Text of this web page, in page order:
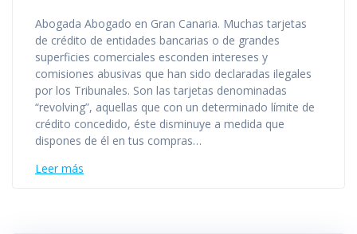
Abogada Abogado en Gran Canaria. Muchas tarjetas
de crédito de entidades bancarias o de grandes
superficies comerciales esconden intereses y
comisiones abusivas que han sido declaradas ilegales
por los Tribunales. Son las tarjetas denominadas
“revolving”, aquellas que con un determinado límite de
crédito concedido, éste disminuye a medida que
dispones de él en tus compras…
Leer más